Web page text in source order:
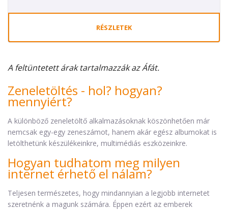
RÉSZLETEK
A feltüntetett árak tartalmazzák az Áfát.
Zeneletöltés - hol? hogyan?
mennyiért?
A különböző zeneletöltő alkalmazásoknak köszönhetően már
nemcsak egy-egy zeneszámot, hanem akár egész albumokat is
letölthetünk készülékeinkre, multimédiás eszközeinkre.
Hogyan tudhatom meg milyen
internet érhető el nálam?
Teljesen természetes, hogy mindannyian a legjobb internetet
szeretnénk a magunk számára. Éppen ezért az emberek